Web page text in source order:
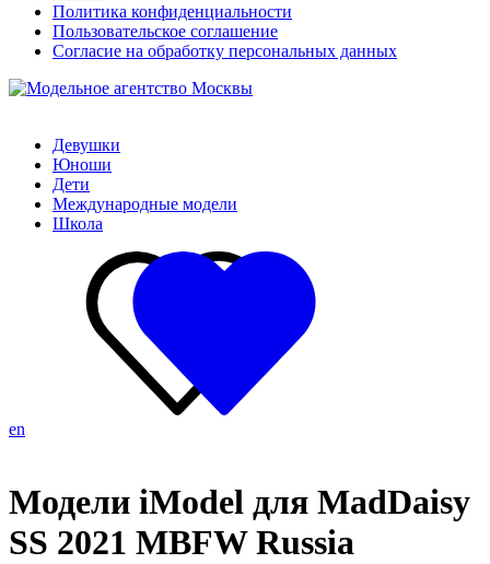
Политика конфиденциальности
Пользовательское соглашение
Согласие на обработку персональных данных
Девушки
Юноши
Дети
Международные модели
Школа
en
Модели iModel для MadDaisy
SS 2021 MBFW Russia